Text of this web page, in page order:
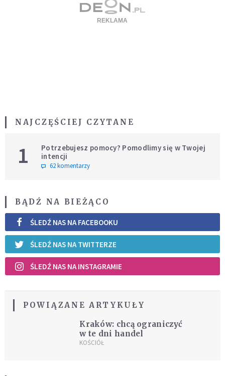
NAJCZĘŚCIEJ CZYTANE
1
Potrzebujesz pomocy? Pomodlimy się w Twojej
intencji
62 komentarzy
BĄDŹ NA BIEŻĄCO
ŚLEDŹ NAS NA FACEBOOKU
ŚLEDŹ NAS NA TWITTERZE
ŚLEDŹ NAS NA INSTAGRAMIE
POWIĄZANE ARTYKUŁY
Kraków: chcą ograniczyć
w te dni handel
KOŚCIÓŁ